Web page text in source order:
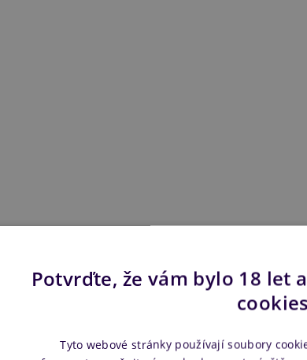
Potvrďte, že vám bylo 18 let
cookies
Tyto webové stránky používají soubory